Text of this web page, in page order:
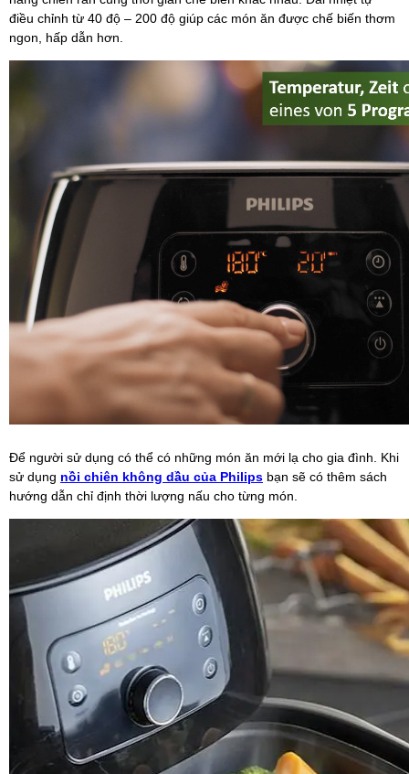
điều chỉnh từ 40 độ – 200 độ giúp các món ăn được chế biến thơm
ngon, hấp dẫn hơn.
Để người sử dụng có thể có những món ăn mới lạ cho gia đình. Khi
sử dụng nồi chiên không dầu của Philips bạn sẽ có thêm sách
hướng dẫn chỉ định thời lượng nấu cho từng món.